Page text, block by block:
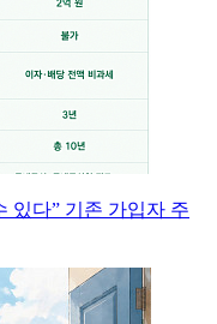
있다” 기존 가입자 주